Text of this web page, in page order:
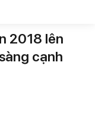
2018 lên
cạnh